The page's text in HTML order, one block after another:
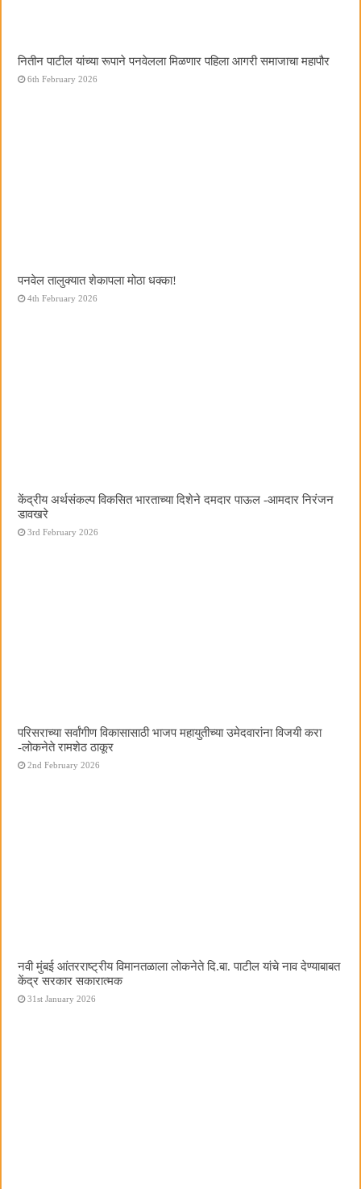
नितीन पाटील यांच्या रूपाने पनवेलला मिळणार पहिला आगरी समाजाचा महापौर
6th February 2026
पनवेल तालुक्यात शेकापला मोठा धक्का!
4th February 2026
केंद्रीय अर्थसंकल्प विकसित भारताच्या दिशेने दमदार पाऊल -आमदार निरंजन
डावखरे
3rd February 2026
परिसराच्या सर्वांगीण विकासासाठी भाजप महायुतीच्या उमेदवारांना विजयी करा
-लोकनेते रामशेठ ठाकूर
2nd February 2026
नवी मुंबई आंतरराष्ट्रीय विमानतळाला लोकनेते दि.बा. पाटील यांचे नाव देण्याबाबत
केंद्र सरकार सकारात्मक
31st January 2026